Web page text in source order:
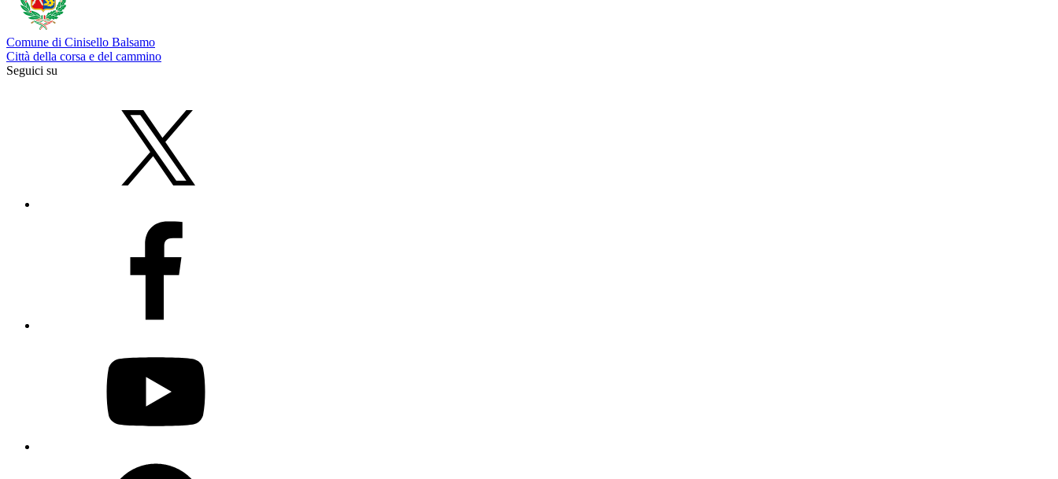
Comune di Cinisello Balsamo
Città della corsa e del cammino
Seguici su